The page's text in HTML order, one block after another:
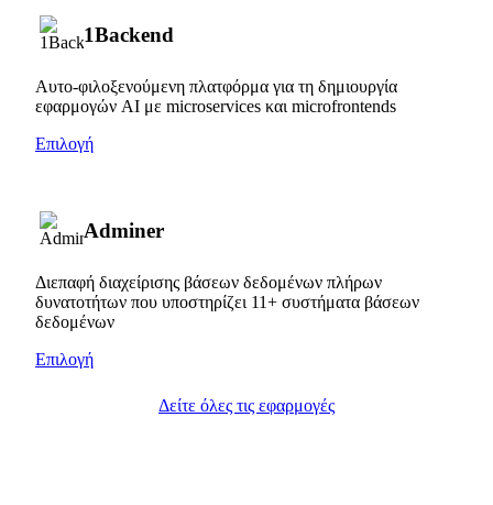
1Backend
Αυτο-φιλοξενούμενη πλατφόρμα για τη δημιουργία
εφαρμογών AI με microservices και microfrontends
Επιλογή
Adminer
Διεπαφή διαχείρισης βάσεων δεδομένων πλήρων
δυνατοτήτων που υποστηρίζει 11+ συστήματα βάσεων
δεδομένων
Επιλογή
Δείτε όλες τις εφαρμογές